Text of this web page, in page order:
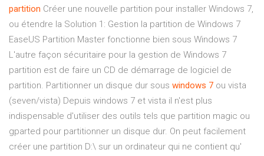
partition Créer une nouvelle partition pour installer Windows 7,
ou étendre la Solution 1: Gestion la partition de Windows 7
EaseUS Partition Master fonctionne bien sous Windows 7
L'autre façon sécuritaire pour la gestion de Windows 7
partition est de faire un CD de démarrage de logiciel de
partition. Partitionner un disque dur sous windows 7 ou vista
(seven/vista) Depuis windows 7 et vista il n'est plus
indispensable d'utiliser des outils tels que partition magic ou
gparted pour partitionner un disque dur. On peut facilement
créer une partition D:\ sur un ordinateur qui ne contient qu'